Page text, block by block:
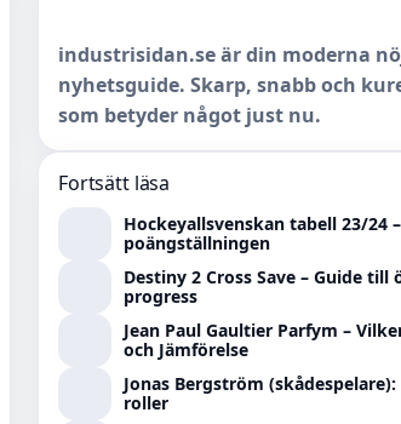
industrisidan.se är din moderna
nyhetsguide. Skarp, snabb och
som betyder något just nu.
Fortsätt läsa
Hockeyallsvenskan tabell 23/24
poängställningen
Destiny 2 Cross Save – Guide till
progress
Jean Paul Gaultier Parfym –
och Jämförelse
Jonas Bergström
roller